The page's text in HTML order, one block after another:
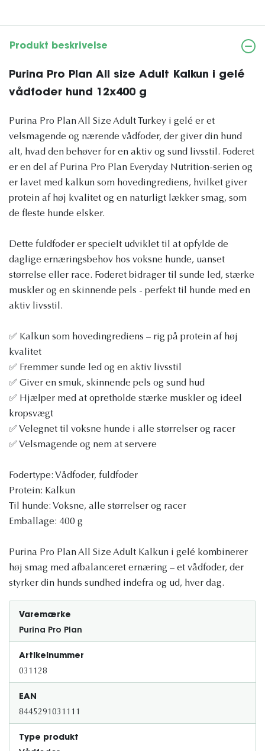
Produkt beskrivelse
Purina Pro Plan All size Adult Kalkun i gelé
vådfoder hund 12x400 g
Purina Pro Plan All Size Adult Turkey i gelé er et
velsmagende og nærende vådfoder, der giver din hund
alt, hvad den behøver for en aktiv og sund livsstil. Foderet
er en del af Purina Pro Plan Everyday Nutrition-serien og
er lavet med kalkun som hovedingrediens, hvilket giver
protein af høj kvalitet og en naturligt lækker smag, som
de fleste hunde elsker.
Dette fuldfoder er specielt udviklet til at opfylde de
daglige ernæringsbehov hos voksne hunde, uanset
størrelse eller race. Foderet bidrager til sunde led, stærke
muskler og en skinnende pels - perfekt til hunde med en
aktiv livsstil.
✅ Kalkun som hovedingrediens – rig på protein af høj
kvalitet
✅ Fremmer sunde led og en aktiv livsstil
✅ Giver en smuk, skinnende pels og sund hud
✅ Hjælper med at opretholde stærke muskler og ideel
kropsvægt
✅ Velegnet til voksne hunde i alle størrelser og racer
✅ Velsmagende og nem at servere
Fodertype: Vådfoder, fuldfoder
Protein: Kalkun
Til hunde: Voksne, alle størrelser og racer
Emballage: 400 g
Purina Pro Plan All Size Adult Kalkun i gelé kombinerer
høj smag med afbalanceret ernæring – et vådfoder, der
styrker din hunds sundhed indefra og ud, hver dag.
Varemærke
Purina Pro Plan
Artikelnummer
031128
EAN
8445291031111
Type produkt